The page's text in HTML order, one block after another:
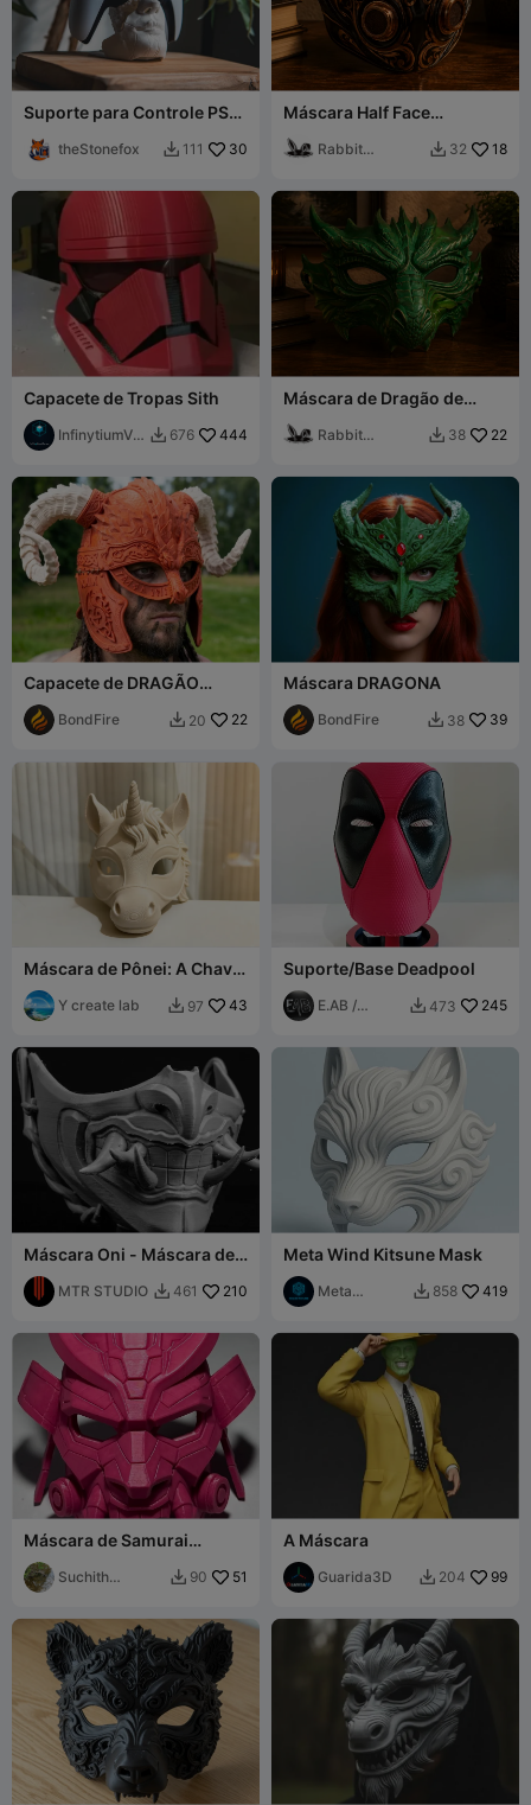
Suporte para Controle PS5
theStonefox  111 30
Máscara Half Face
Estilizada Fantasia
Rabbit
 32 18
Capacete de Tropas Sith
InfinytiumVer  676 444
Máscara de Dragão de
Rabbit
 38 22
Capacete de DRAGÃO
VIKING
BondFire  20 22
Máscara DRAGONA
BondFire  38 39
Máscara de Pônei: A Chave
Mágica para um Mundo de
FantasiaY create lab  97 43
Suporte/Base Deadpool
E.AB /
 473 245
Máscara Oni - Máscara de
Demônio Japonês - Grátis
MTR STUDIO  461 210
Meta Wind Kitsune Mask
Meta
 858 419
Máscara de Samurai
Futurista
Suchith
 90 51
A Máscara
Guarida3D  204 99